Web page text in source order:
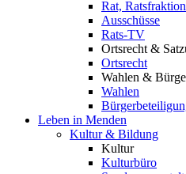
Rat,
Ausschüsse
Rats-TV
Ortsrecht &
Ortsrecht
Wahlen &
Wahlen
Leben in Menden
Kultur & Bildung
Kultur
Kulturbüro